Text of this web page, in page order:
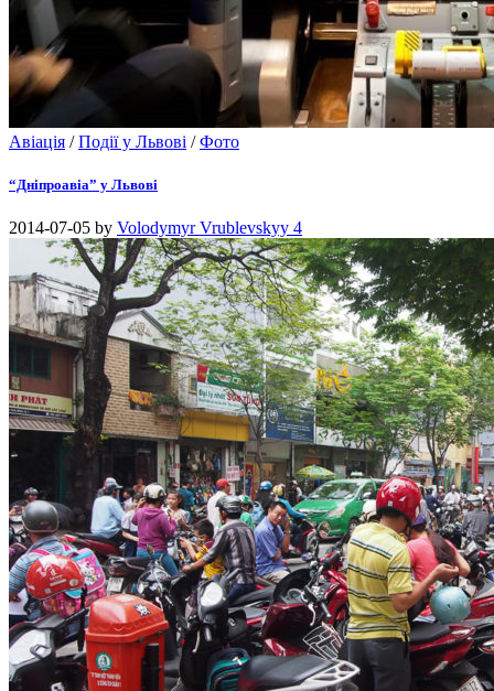
Авіація /Події у Львові /Фото
“Дніпроавіа” у Львові
2014-07-05 by Volodymyr Vrublevskyy 4